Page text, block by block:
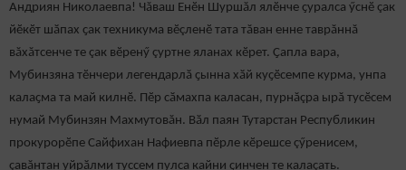
Андриян Николаевпа! Чăваш Енӗн Шуршăл ялӗнче ҫуралса ӳснӗ çак
йӗкӗт шӑпах ҫак техникума вӗçленӗ тата тăван енне таврăннă
вăхăтсенче те çак вӗренӳ çуртне яланах кӗрет. Ҫапла вара,
Мубинзяна тӗнчери легендарлӑ ҫынна хӑй куҫӗсемпе курма, унпа
калаҫма та май килнӗ. Пӗр сӑмахпа каласан, пурнăçра ырă тусӗсем
нумай Мубинзян Махмутовăн. Вӑл паян Тутарстан Республикин
прокурорӗпе Сайфихан Нафиевпа пӗрле кӗрешсе çӳренисем,
çавăнтан уйрӑлми туссем пулса кайни ҫинчен те калаçать.